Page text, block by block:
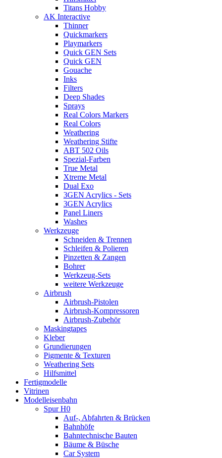
Titans Hobby
AK Interactive
Thinner
Quickmarkers
Playmarkers
Quick GEN Sets
Quick GEN
Gouache
Inks
Filters
Deep Shades
Sprays
Real Colors Markers
Real Colors
Weathering
Weathering Stifte
ABT 502 Oils
Spezial-Farben
True Metal
Xtreme Metal
Dual Exo
3GEN Acrylics - Sets
3GEN Acrylics
Panel Liners
Washes
Werkzeuge
Schneiden & Trennen
Schleifen & Polieren
Pinzetten & Zangen
Bohrer
Werkzeug-Sets
weitere Werkzeuge
Airbrush
Airbrush-Pistolen
Airbrush-Kompressoren
Airbrush-Zubehör
Maskingtapes
Kleber
Grundierungen
Pigmente & Texturen
Weathering Sets
Hilfsmittel
Fertigmodelle
Vitrinen
Modelleisenbahn
Spur H0
Auf-, Abfahrten & Brücken
Bahnhöfe
Bahntechnische Bauten
Bäume & Büsche
Car System